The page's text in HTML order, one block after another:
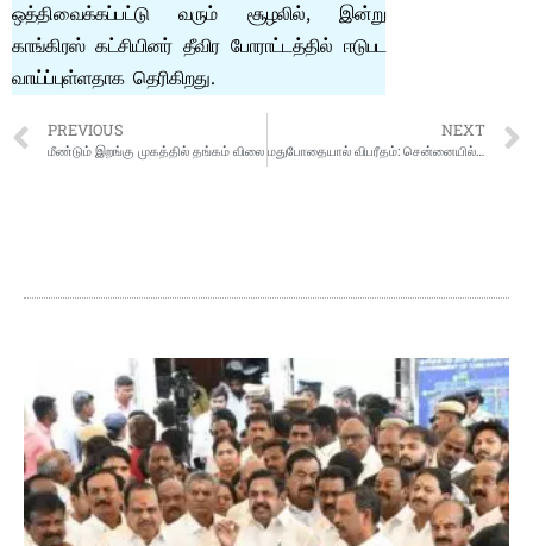
ஒத்திவைக்கப்பட்டு வரும் சூழலில், இன்று
காங்கிரஸ் கட்சியினர் தீவிர போராட்டத்தில் ஈடுபட
வாய்ப்புள்ளதாக தெரிகிறது.
PREVIOUS
மீண்டும் இறங்கு முகத்தில் தங்கம் விலை
NEXT
மதுபோதையால் விபரீதம்: சென்னையில் மனைவியை அடித்து கொன்ற கணவர்